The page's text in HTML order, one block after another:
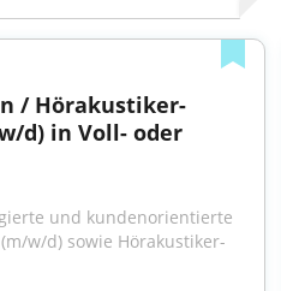
/ Hörakustiker-
d) in Voll- oder
und kundenorientierte
w/d) sowie Hörakustiker-